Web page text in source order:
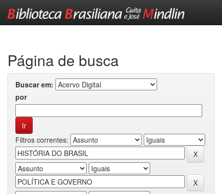
Página de busca
Buscar em:
por
Filtros correntes: